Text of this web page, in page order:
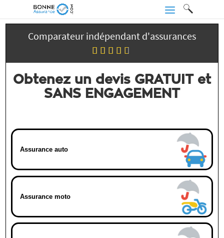
Comparateur indépendant d'assurances
Obtenez un devis GRATUIT et
SANS ENGAGEMENT
Assurance auto
Assurance moto